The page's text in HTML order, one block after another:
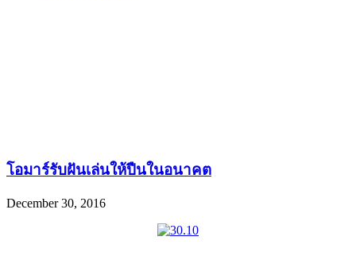
โอมาร์รับฝันเล่นให้ปืนในอนาคต
December 30, 2016